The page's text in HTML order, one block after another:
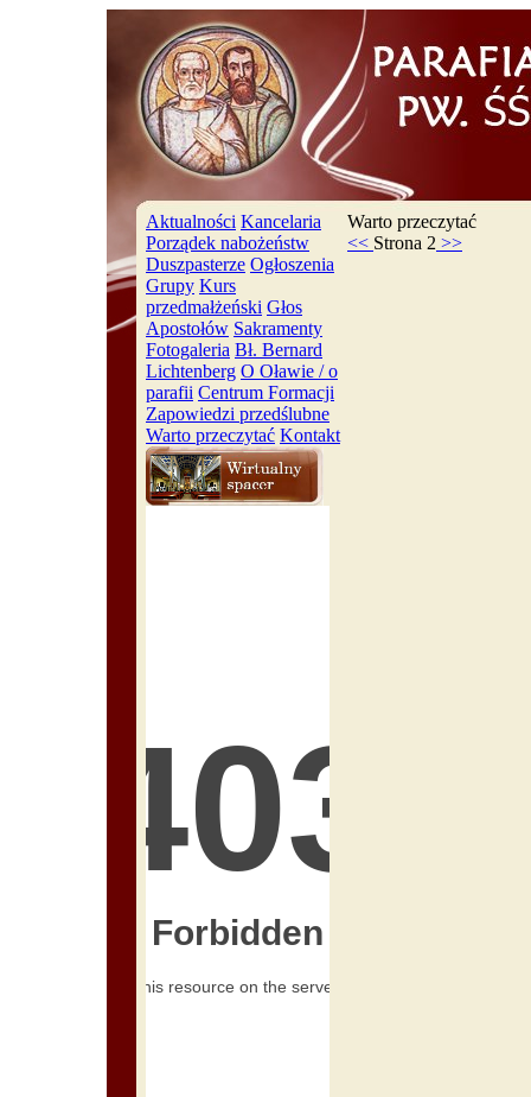
Aktualności Kancelaria
Porządek nabożeństw
Duszpasterze Ogłoszenia
Grupy Kurs
przedmałżeński Głos
Apostołów Sakramenty
Fotogaleria Bł. Bernard
Lichtenberg O Oławie / o
parafii Centrum Formacji
Zapowiedzi przedślubne
Warto przeczytać Kontakt
Warto przeczytać
<< Strona 2 >>